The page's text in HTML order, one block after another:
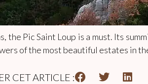
the Pic Saint Loup is a must. Its
of the most beautiful estates in
CET ARTICLE :